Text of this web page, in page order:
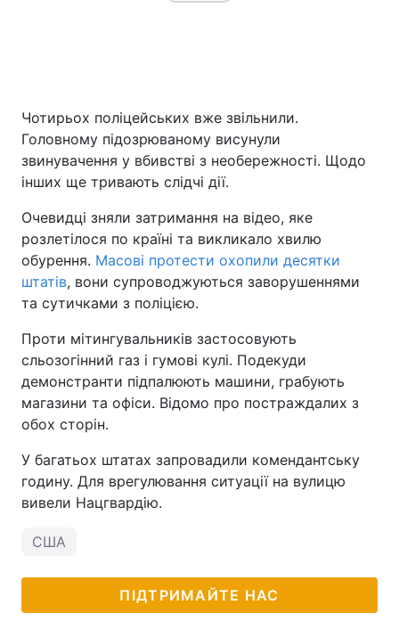
Чотирьох поліцейських вже звільнили.
Головному підозрюваному висунули
звинувачення у вбивстві з необережності. Щодо
інших ще тривають слідчі дії.
Очевидці зняли затримання на відео, яке
розлетілося по країні та викликало хвилю
обурення. Масові протести охопили десятки
штатів, вони супроводжуються заворушеннями
та сутичками з поліцією.
Проти мітингувальників застосовують
сльозогінний газ і гумові кулі. Подекуди
демонстранти підпалюють машини, грабують
магазини та офіси. Відомо про постраждалих з
обох сторін.
У багатьох штатах запровадили комендантську
годину. Для врегулювання ситуації на вулицю
вивели Нацгвардію.
США
ПІДТРИМАЙТЕ НАС